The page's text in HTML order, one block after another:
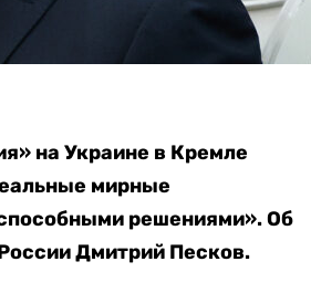
на Украине в Кремле
мирные
решениями». Об
Дмитрий Песков.